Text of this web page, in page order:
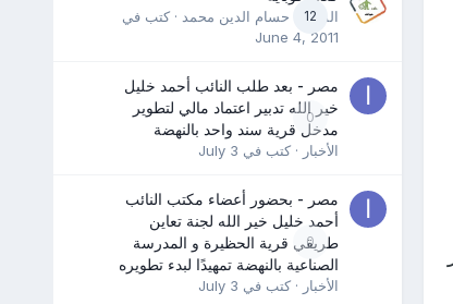
12
المدرب حسام الدين محمد · كتب في
June 4, 2011
0
مصر - بعد طلب النائب أحمد خليل
خير الله تدبير اعتماد مالي لتطوير
مدخل قرية سند واحد بالنهضة
الأخبار · كتب في July 3
0
مصر - بحضور أعضاء مكتب النائب
أحمد خليل خير الله لجنة تعاين
طريقي قرية الحظيرة و المدرسة
الصناعية بالنهضة تمهيدًا لبدء تطويره
الأخبار · كتب في July 3